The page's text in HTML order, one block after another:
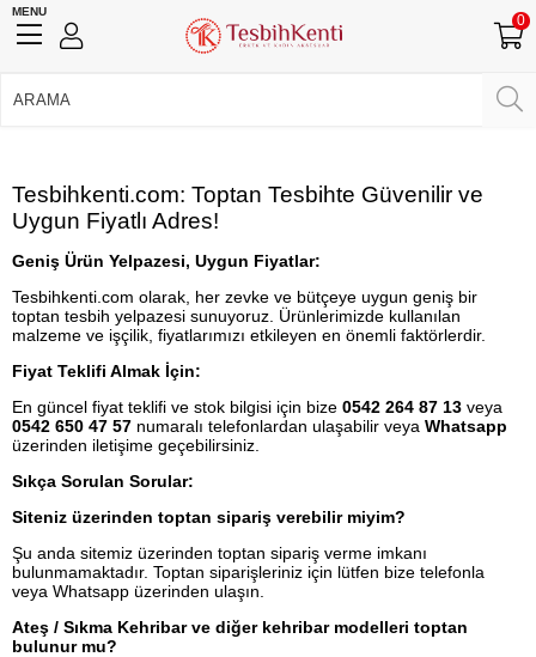
MENU
0
Google İle Bağlan
Tesbihkenti.com: Toptan Tesbihte Güvenilir ve
Uygun Fiyatlı Adres!
Geniş Ürün Yelpazesi, Uygun Fiyatlar:
Tesbihkenti.com olarak, her zevke ve bütçeye uygun geniş bir
toptan tesbih yelpazesi sunuyoruz. Ürünlerimizde kullanılan
malzeme ve işçilik, fiyatlarımızı etkileyen en önemli faktörlerdir.
Fiyat Teklifi Almak İçin:
En güncel fiyat teklifi ve stok bilgisi için bize 0542 264 87 13 veya
0542 650 47 57 numaralı telefonlardan ulaşabilir veya Whatsapp
üzerinden iletişime geçebilirsiniz.
Sıkça Sorulan Sorular:
Siteniz üzerinden toptan sipariş verebilir miyim?
Şu anda sitemiz üzerinden toptan sipariş verme imkanı
bulunmamaktadır. Toptan siparişleriniz için lütfen bize telefonla
veya Whatsapp üzerinden ulaşın.
Ateş / Sıkma Kehribar ve diğer kehribar modelleri toptan
bulunur mu?